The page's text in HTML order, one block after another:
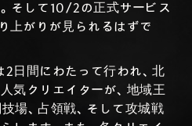
そして10/2の正式サービス
上がりが見られるはずで
2日間にわたって行われ、北
気クリエイターが、地域王
場、占領戦、そして攻城戦